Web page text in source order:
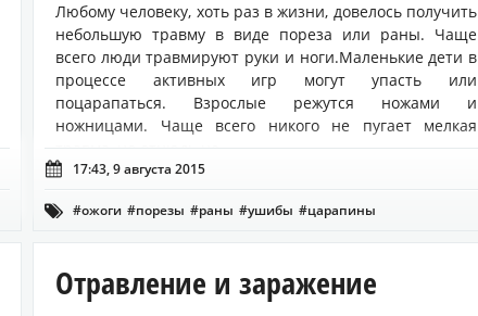
Любому человеку, хоть раз в жизни, довелось получить
небольшую травму в виде пореза или раны. Чаще
всего люди травмируют руки и ноги.Маленькие дети в
процессе активных игр могут упасть или
поцарапаться. Взрослые режутся ножами и
ножницами. Чаще всего никого не пугает мелкая
травма, но отнюдь не ...
 17:43, 9 августа 2015
 #ожоги #порезы #раны #ушибы #царапины
Отравление и заражение